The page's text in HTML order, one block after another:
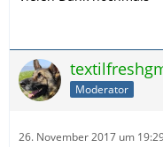
Moderator
26. November 2017 um